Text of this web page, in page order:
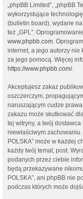
„phpBB Limited”, „phpBB
wykorzystujące
(bulletin board), wydane na
też „GPL”.
www.phpbb.com.
internet, a jego autorzy nie
za jego pomocą. Więcej
https://www.phpbb.com/.
Akceptujesz zakaz
oszczerczym,
naruszającym cudze
zakazu może skutkować
tej witryny, a twój
niewłaściwym
POLSKA” może w każdej
każdy twój temat, post.
podanych przez ciebie
będą przekazywane
POLSKA”, ani phpBB nie
podczas których może